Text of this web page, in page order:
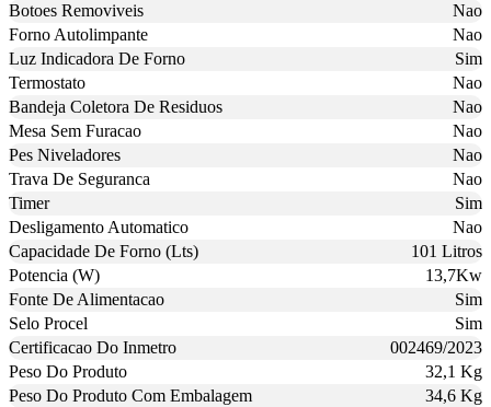
Botoes Removiveis
Nao
Forno Autolimpante
Nao
Luz Indicadora De Forno
Sim
Termostato
Nao
Bandeja Coletora De Residuos
Nao
Mesa Sem Furacao
Nao
Pes Niveladores
Nao
Trava De Seguranca
Nao
Timer
Sim
Desligamento Automatico
Nao
Capacidade De Forno (Lts)
101 Litros
Potencia (W)
13,7Kw
Fonte De Alimentacao
Sim
Selo Procel
Sim
Certificacao Do Inmetro
002469/2023
Peso Do Produto
32,1 Kg
Peso Do Produto Com Embalagem
34,6 Kg